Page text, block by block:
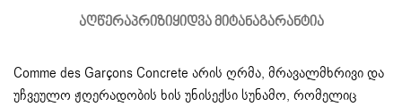
ᲐᲦᲬᲔᲠᲐᲞᲠᲘᲖᲘᲧᲘᲓᲕᲐ ᲛᲘᲢᲐᲜᲐᲒᲐᲠᲐᲜᲢᲘᲐ
Comme des Garçons Concrete არის ღრმა, მრავალმხრივი და
უჩვეულო ჟღერადობის ხის უნისექსი სუნამო, რომელიც